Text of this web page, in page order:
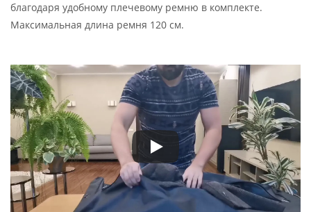
благодаря удобному плечевому ремню в комплекте.
Максимальная длина ремня 120 см.